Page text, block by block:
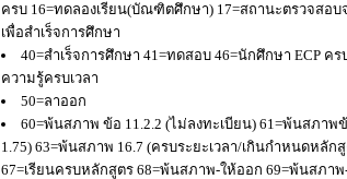
ครบ 16=ทดลองเรียน(บัณฑิตศึกษา) 17=สถานะตรวจสอ
เพื่อสำเร็จการศึกษา
40=สำเร็จการศึกษา 41=ทดสอบ 46=นักศึกษา ECP ค
ความรู้ครบเวลา
50=ลาออก
60=พ้นสภาพ ข้อ 11.2.2 (ไม่ลงทะเบียน) 61=พ้นสภาพ
1.75) 63=พ้นสภาพ 16.7 (ครบระยะเวลา/เกินกำหนดหลั
67=เรียนครบหลักสูตร 68=พ้นสภาพ-ให้ออก 69=พ้นสภา